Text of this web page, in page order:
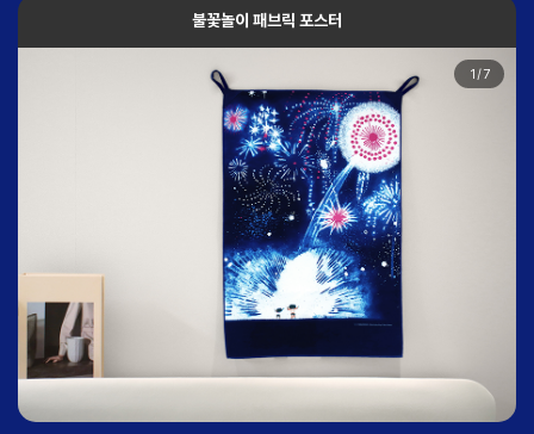
불꽃놀이 패브릭 포스터
1/7